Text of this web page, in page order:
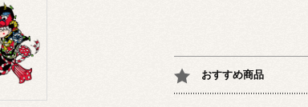
おすすめ商品